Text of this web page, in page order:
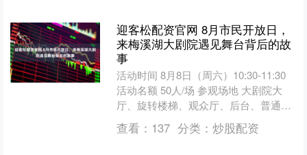
迎客松配资官网 8月市民开放日，
来梅溪湖大剧院遇见舞台背后的故
事
活动时间 8月8日（周六）10:30-11:30
活动名额 50人/场 参观场地 大剧院大
厅、旋转楼梯、观众厅、后台、普通化
妆间、VIP化妆间、排练厅、观光回
廊....
查看： 137 分类： 炒股配资